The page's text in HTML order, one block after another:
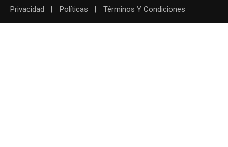
Privacidad Políticas Términos Y Condiciones